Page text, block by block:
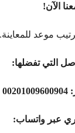
الآن!
موعد
التي تفضلها:
00201009600904
عبر واتساب: